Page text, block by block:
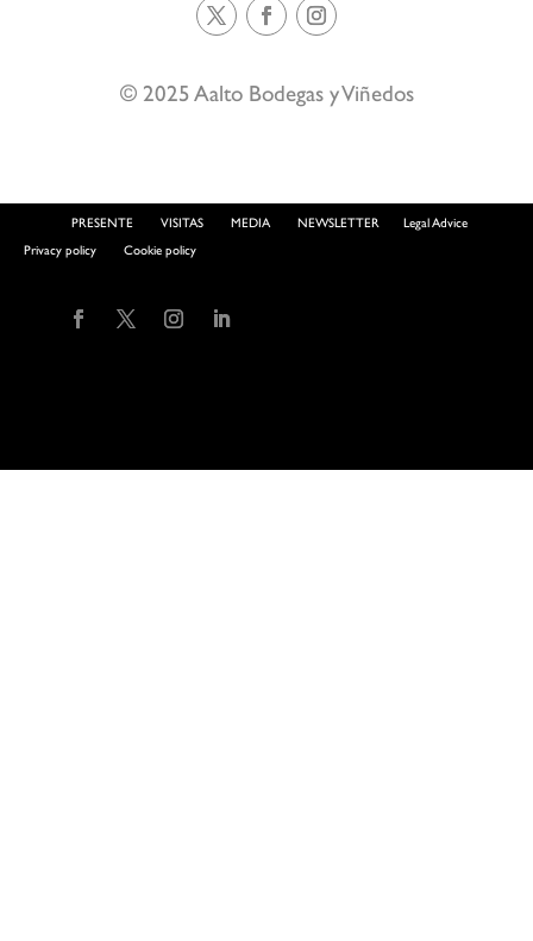
© 2025 Aalto Bodegas y Viñedos
PRESENTE VISITAS MEDIA NEWSLETTER Legal Advice
Privacy policy Cookie policy